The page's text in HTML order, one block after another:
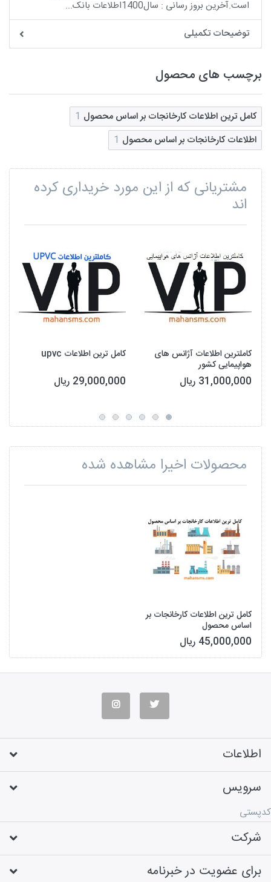
است.آخرین بروز رسانی : سال1400اطلاعات بانک...
توضیحات تکمیلی
برچسب های محصول
کامل ترین اطلاعات کارخانجات بر اساس محصول 1
اطلاعات کارخانجات بر اساس محصول 1
مشتریانی که از این مورد خریداری کرده
اند
کاملترین اطلاعات آژانس های
هواپیمایی کشور
31,000,000 ریال
کامل ترین اطلاعات upvc
29,000,000 ریال
محصولات اخیرا مشاهده شده
کامل ترین اطلاعات کارخانجات بر
اساس محصول
45,000,000 ریال
اطلاعات
سرویس
کدپستی
شرکت
برای عضویت در خبرنامه